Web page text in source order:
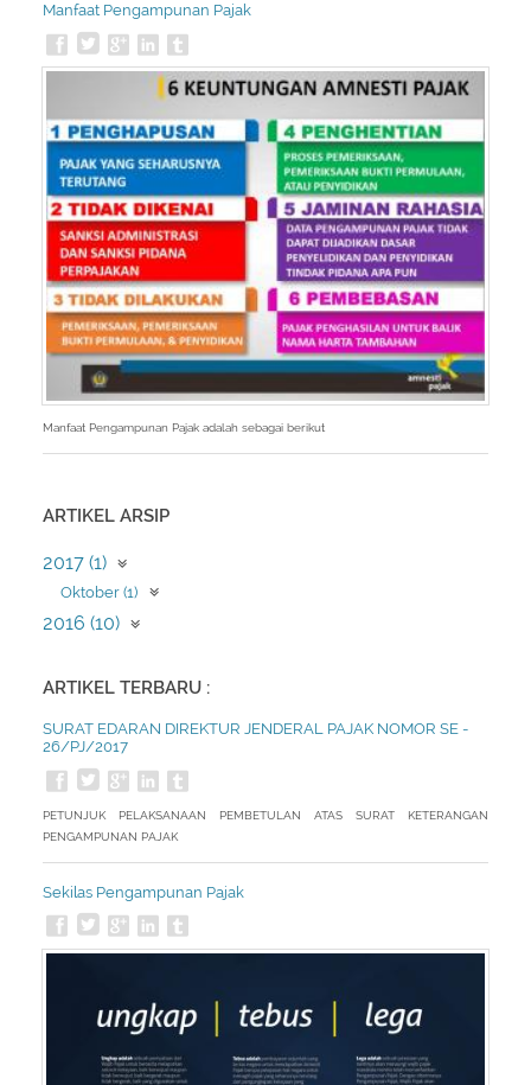
Manfaat Pengampunan Pajak
Manfaat Pengampunan Pajak adalah sebagai berikut
ARTIKEL ARSIP
2017 (1)
Oktober (1)
2016 (10)
ARTIKEL TERBARU :
SURAT EDARAN DIREKTUR JENDERAL PAJAK NOMOR SE -
26/PJ/2017
PETUNJUK PELAKSANAAN PEMBETULAN ATAS SURAT KETERANGAN
PENGAMPUNAN PAJAK
Sekilas Pengampunan Pajak